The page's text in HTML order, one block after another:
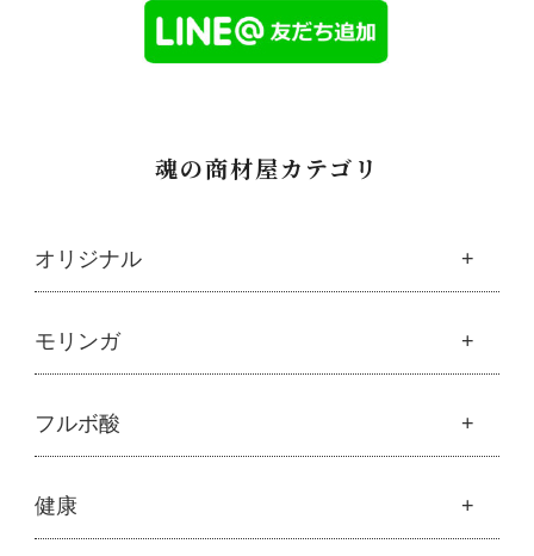
魂の商材屋カテゴリ
オリジナル
魂の商材屋オリジナル
├オリジナルスキンケア
├美容液・乳液・クリーム・オイル
├アルピニエッセンス化粧品
├
└
モリンガ
モリンガ
├解説 モリンガとは
├発酵モリンガ
├モリンガブライト化粧品
フルボ酸
フルボ酸
├フルボ酸 太古の泉
健康